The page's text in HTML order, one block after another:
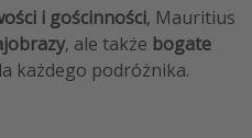
i gościnności, Mauritius
, ale także bogate
każdego podróżnika.